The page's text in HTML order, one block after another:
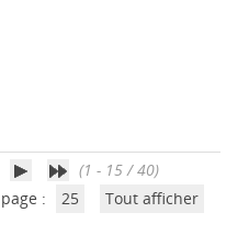
(1 - 15 / 40)
:
25 Tout afficher
!
compte - (Se